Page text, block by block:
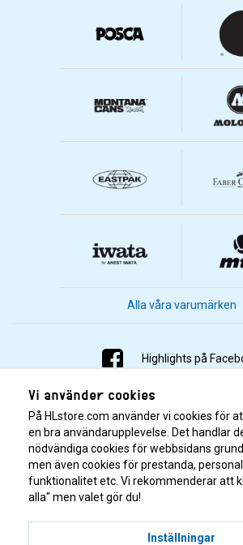
Alla våra varumärken
Highlights på
Highlights på
Highlights på
Highlights på Tiktok
Vi använder cookies
På HLstore.com använder vi cookies för
en bra användarupplevelse. Det handlar
nödvändiga cookies för webbsidans
men även cookies för prestanda,
funktionalitet etc. Vi rekommenderar att
alla" men valet gör du!
Inställningar